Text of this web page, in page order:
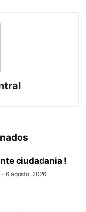
ciudadania !
- 6 agosto, 2026